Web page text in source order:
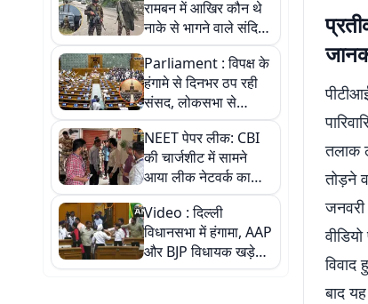
रामबन में आखिर कौन थे
नाके से भागने वाले संदिग्ध
लोग?
Parliament : विपक्ष के
हंगामे से दिनभर ठप रही
संसद, लोकसभा से
MSME संशोधन विधेयक
पास
NEET पेपर लीक: CBI
की चार्जशीट में सामने
आया लीक नेटवर्क का
मोडस ऑपरेंडी
Video : दिल्ली
विधानसभा में हंगामा, AAP
और BJP विधायक खड़े
होकर चिल्लाने लगे
तलाक
तोड़ने
बाद